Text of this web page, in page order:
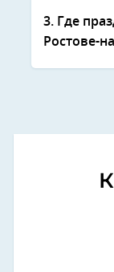
3. Где
Ростове-